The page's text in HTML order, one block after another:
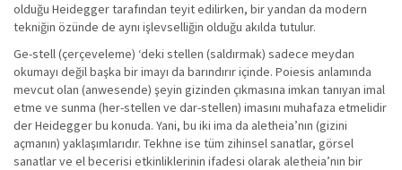
olduğu Heidegger tarafından teyit edilirken, bir yandan da modern
tekniğin özünde de aynı işlevselliğin olduğu akılda tutulur.
Ge-stell (çerçeveleme) ‘deki stellen (saldırmak) sadece meydan
okumayı değil başka bir imayı da barındırır içinde. Poiesis anlamında
mevcut olan (anwesende) şeyin gizinden çıkmasına imkan tanıyan imal
etme ve sunma (her-stellen ve dar-stellen) imasını muhafaza etmelidir
der Heidegger bu konuda. Yani, bu iki ima da aletheia’nın (gizini
açmanın) yaklaşımlarıdır. Tekhne ise tüm zihinsel sanatlar, görsel
sanatlar ve el becerisi etkinliklerinin ifadesi olarak aletheia’nın bir